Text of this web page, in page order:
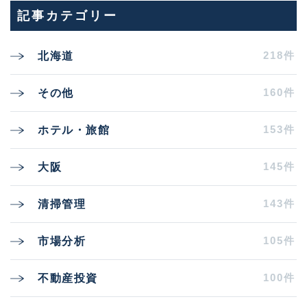
記事カテゴリー
北海道 218件
その他 160件
ホテル・旅館 153件
大阪 145件
清掃管理 143件
市場分析 105件
不動産投資 100件